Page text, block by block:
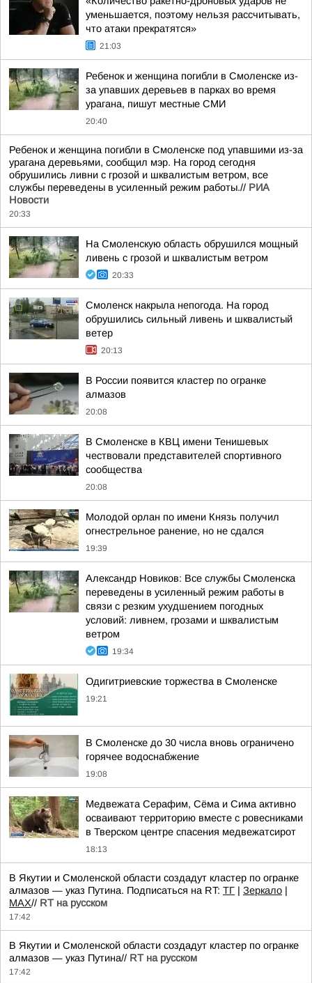
уменьшается, поэтому нельзя рассчитывать,
что атаки прекратятся»
21:03
Ребенок и женщина погибли в Смоленске из-
за упавших деревьев в парках во время
урагана, пишут местные СМИ
20:40
Ребенок и женщина погибли в Смоленске под упавшими из-за
урагана деревьями, сообщил мэр. На город сегодня
обрушились ливни с грозой и шквалистым ветром, все
службы переведены в усиленный режим работы.// РИА
Новости
20:33
На Смоленскую область обрушился мощный
ливень с грозой и шквалистым ветром
20:33
Смоленск накрыла непогода. На город
обрушились сильный ливень и шквалистый
ветер
20:13
В России появится кластер по огранке
алмазов
20:08
В Смоленске в КВЦ имени Тенишевых
чествовали представителей спортивного
сообщества
20:08
Молодой орлан по имени Князь получил
огнестрельное ранение, но не сдался
19:39
Александр Новиков: Все службы Смоленска
переведены в усиленный режим работы в
связи с резким ухудшением погодных
условий: ливнем, грозами и шквалистым
ветром
19:34
Одигитриевские торжества в Смоленске
19:21
В Смоленске до 30 числа вновь ограничено
горячее водоснабжение
19:08
Медвежата Серафим, Сёма и Сима активно
осваивают территорию вместе с ровесниками
в Тверском центре спасения медвежатсирот
18:13
В Якутии и Смоленской области создадут кластер по огранке
алмазов — указ Путина. Подписаться на RT: ТГ | Зеркало |
MAX// RT на русском
17:42
В Якутии и Смоленской области создадут кластер по огранке
алмазов — указ Путина// RT на русском
17:42